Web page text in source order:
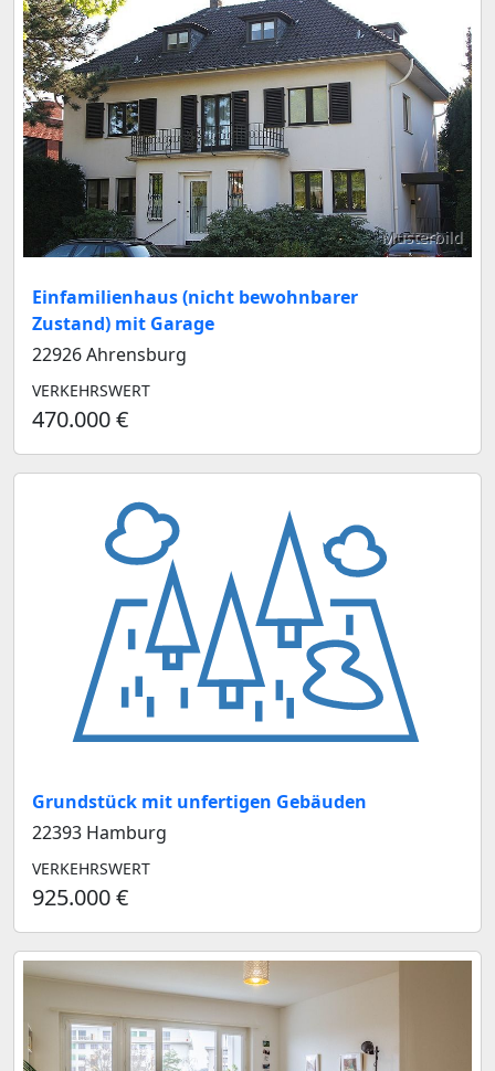
Musterbild
Einfamilienhaus (nicht bewohnbarer
Zustand) mit Garage
22926 Ahrensburg
VERKEHRSWERT
470.000 €
Grundstück mit unfertigen Gebäuden
22393 Hamburg
VERKEHRSWERT
925.000 €